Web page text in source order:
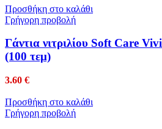
Προσθήκη στο καλάθι
Γρήγορη προβολή
Γάντια νιτριλίου Soft Care
(100 τεμ)
3.60 €
Προσθήκη στο καλάθι
Γρήγορη προβολή